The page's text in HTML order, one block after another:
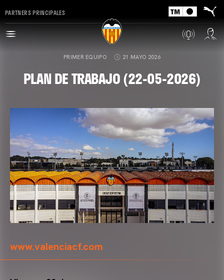
PARTNERS PRINCIPALES
PRIMER EQUIPO 21 MAYO 2026
PLAN DE TRABAJO (22-05-2026)
www.valenciacf.com